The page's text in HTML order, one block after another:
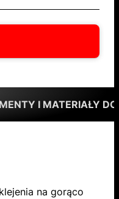
I MATERIAŁY
na gorąco